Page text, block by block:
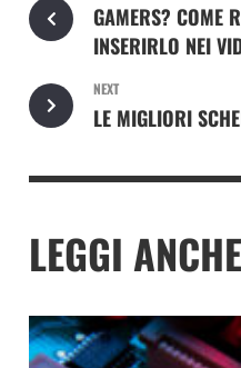
GAMERS? COME
INSERIRLO NEI
NEXT
LE MIGLIORI
LEGGI ANCHE